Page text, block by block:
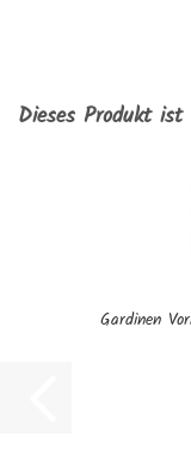
Dieses Produkt
Gardinen